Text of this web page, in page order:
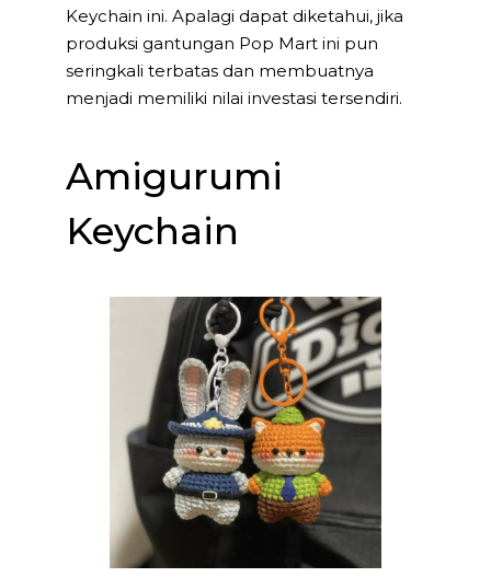
Keychain ini. Apalagi dapat diketahui, jika
produksi gantungan Pop Mart ini pun
seringkali terbatas dan membuatnya
menjadi memiliki nilai investasi tersendiri.
Amigurumi
Keychain